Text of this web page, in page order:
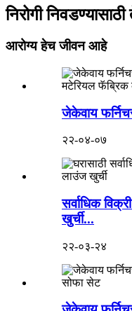
निरोगी
आरोग्य हेच जीवन आहे
जेकेवाय
२२-०४-०७
सर्वाधिक
खुर्ची...
२२-०३-२४